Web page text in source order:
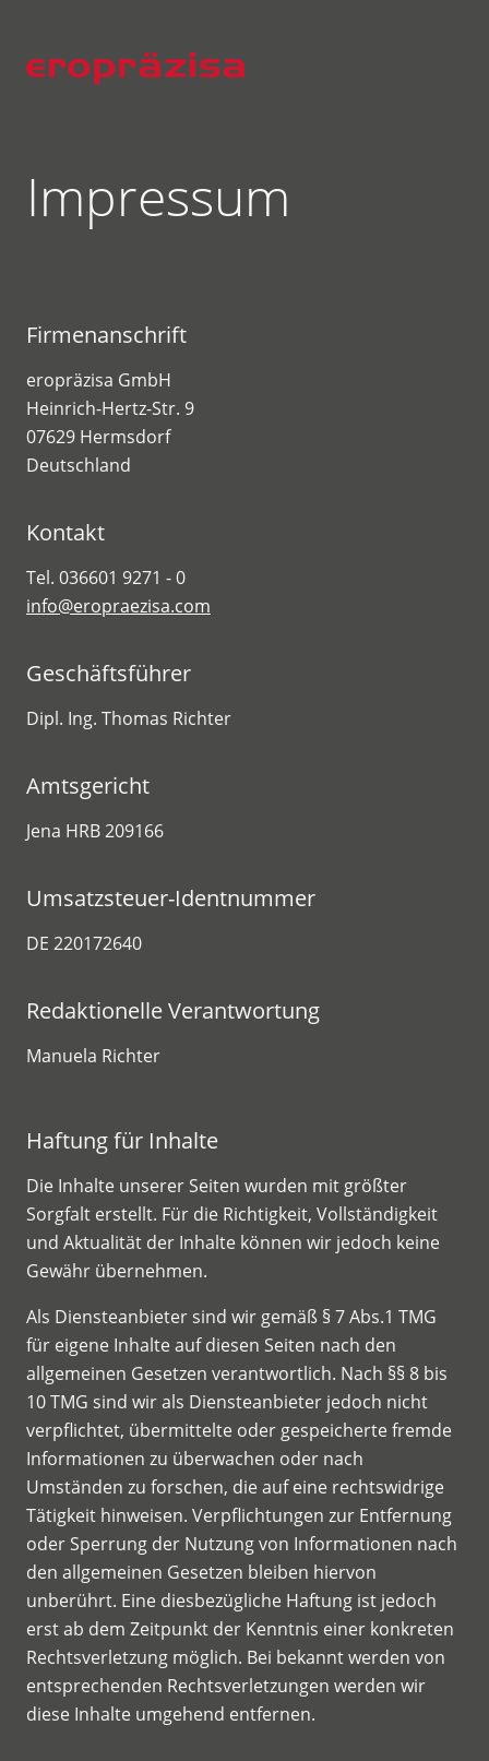
Impressum
Firmenanschrift
eropräzisa GmbH
Heinrich-Hertz-Str. 9
07629 Hermsdorf
Deutschland
Kontakt
Tel. 036601 9271 - 0
info@eropraezisa.com
Geschäftsführer
Dipl. Ing. Thomas Richter
Amtsgericht
Jena HRB 209166
Umsatzsteuer-Identnummer
DE 220172640
Redaktionelle Verantwortung
Manuela Richter
Haftung für Inhalte
Die Inhalte unserer Seiten wurden mit größter
Sorgfalt erstellt. Für die Richtigkeit, Vollständigkeit
und Aktualität der Inhalte können wir jedoch keine
Gewähr übernehmen.
Als Diensteanbieter sind wir gemäß § 7 Abs.1 TMG
für eigene Inhalte auf diesen Seiten nach den
allgemeinen Gesetzen verantwortlich. Nach §§ 8 bis
10 TMG sind wir als Diensteanbieter jedoch nicht
verpflichtet, übermittelte oder gespeicherte fremde
Informationen zu überwachen oder nach
Umständen zu forschen, die auf eine rechtswidrige
Tätigkeit hinweisen. Verpflichtungen zur Entfernung
oder Sperrung der Nutzung von Informationen nach
den allgemeinen Gesetzen bleiben hiervon
unberührt. Eine diesbezügliche Haftung ist jedoch
erst ab dem Zeitpunkt der Kenntnis einer konkreten
Rechtsverletzung möglich. Bei bekannt werden von
entsprechenden Rechtsverletzungen werden wir
diese Inhalte umgehend entfernen.